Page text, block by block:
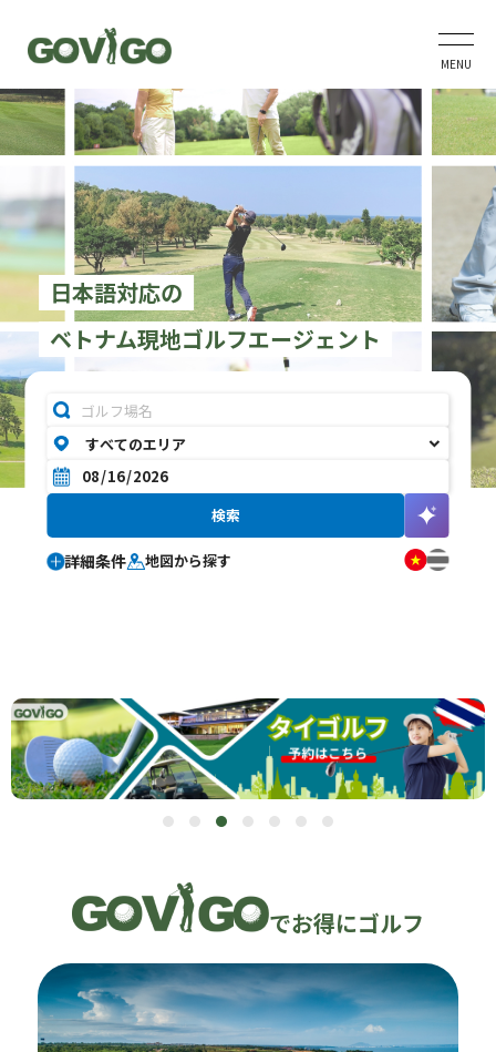
MENU
日本語対応の
ベトナム現地ゴルフエージェント
詳細条件 地図から探す
でお得にゴルフ